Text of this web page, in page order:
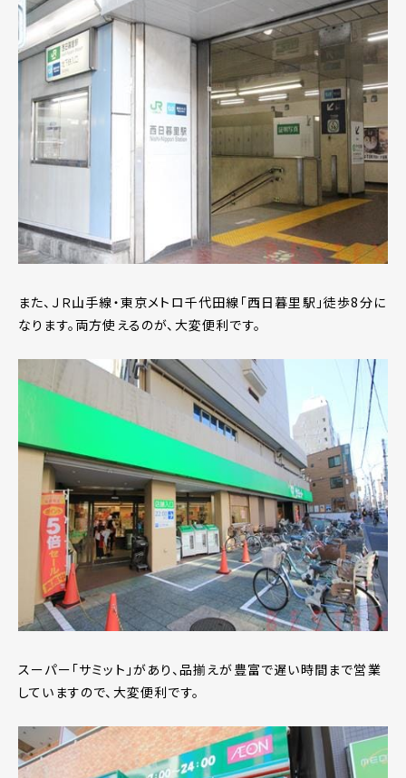
また、ＪＲ山手線・東京メトロ千代田線「西日暮里駅」徒歩8分に
なります。両方使えるのが、大変便利です。
スーパー「サミット」があり、品揃えが豊富で遅い時間まで営業
していますので、大変便利です。